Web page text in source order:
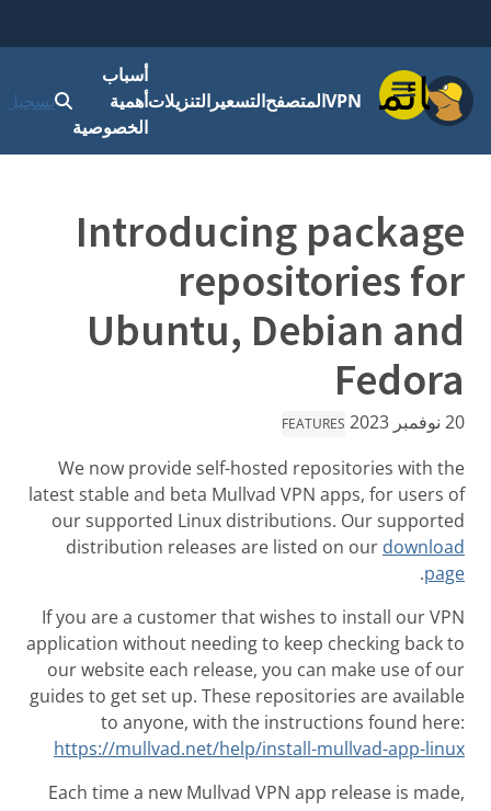
قائمةVPNالمتصفحالتسعيرالتنزيلات
أسباب
أهمية
الخصوصية
تسجيل
Introducing package
repositories for
Ubuntu, Debian and
Fedora
20 نوفمبر 2023 FEATURES
We now provide self-hosted repositories with the
latest stable and beta Mullvad VPN apps, for users of
our supported Linux distributions. Our supported
distribution releases are listed on our download
page
.
If you are a customer that wishes to install our VPN
application without needing to keep checking back to
our website each release, you can make use of our
guides to get set up. These repositories are available
to anyone, with the instructions found here:
https://mullvad.net/help/install-mullvad-app-linux
Each time a new Mullvad VPN app release is made,